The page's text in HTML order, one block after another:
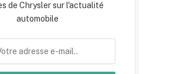
de Chrysler sur l'actualité
automobile